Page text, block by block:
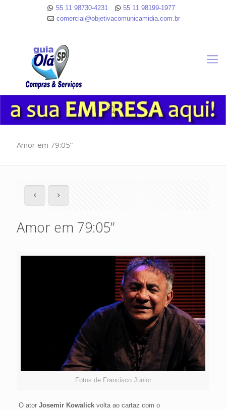
55 11 98730-4231
55 11 98199-1977
comercial@objetivacomunicamidia.com.br
Amor em 79:05”
Amor em 79:05”
Fotos de Francisco Junior
O ator Josemir Kowalickvolta ao cartaz com o